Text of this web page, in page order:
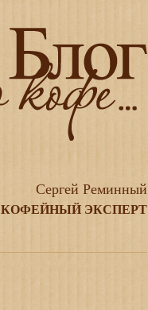
Сергей Реминный
КОФЕЙНЫЙ ЭКСПЕРТ